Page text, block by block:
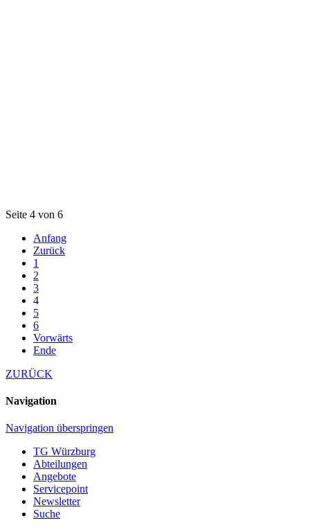
Seite 4 von 6
Anfang
Zurück
1
2
3
4
5
6
Vorwärts
Ende
ZURÜCK
Navigation
Navigation überspringen
TG Würzburg
Abteilungen
Angebote
Servicepoint
Newsletter
Suche